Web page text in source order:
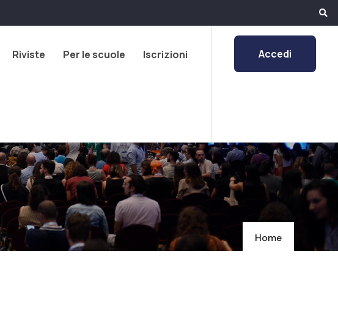
Riviste Per le scuole Iscrizioni Accedi
Home